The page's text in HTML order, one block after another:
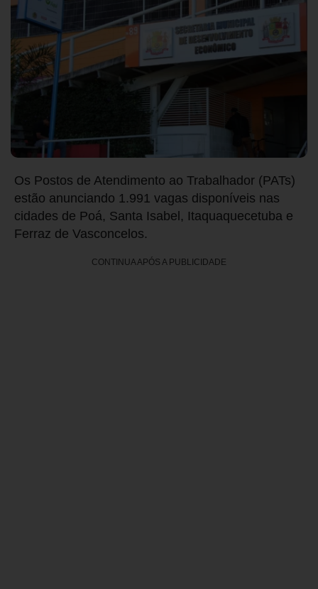
Os Postos de Atendimento ao Trabalhador (PATs)
estão anunciando 1.991 vagas disponíveis nas
cidades de Poá, Santa Isabel, Itaquaquecetuba e
Ferraz de Vasconcelos.
CONTINUA APÓS A PUBLICIDADE